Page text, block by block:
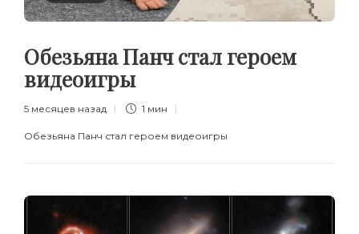
Обезьяна Панч стал героем
видеоигры
5 месяцев назад 1 мин
Обезьяна Панч стал героем видеоигры